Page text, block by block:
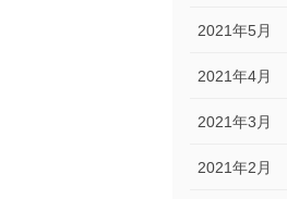
2021年5月
2021年4月
2021年3月
2021年2月